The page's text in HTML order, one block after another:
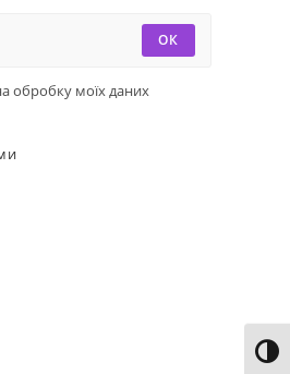
ОК
обробку моїх даних